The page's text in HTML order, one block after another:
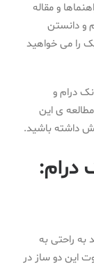
و مقاله
و دانستن
را می خواهید
درام و
ی این
داشته باشید.
درام:
به راحتی به
این دو ساز در